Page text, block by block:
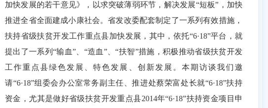
加快发展的若干意见》，以求突破薄弱环节，解决发展“短板”，加快
推进全省全面建成小康社会。省发改委配套制定了一系列有效措施，
扶持省级扶贫开发工作重点县加快发展，其中，依托“6·18”平台，就
提出了一系列“输血”、“造血”、“扶智”措施，积极推动省级扶贫开发
工作重点县绿色发展、特色发展、创新发展。本期访谈我们邀
请“6·18”组委会办公室常务副主任、推进处蔡荣富处长就“6·18”扶持
资金，尤其是做好省级扶贫开发重点县2014年“6·18”扶持资金项目申